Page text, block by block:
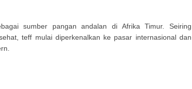
sumber pangan andalan di Afrika Timur. Seiring
teff mulai diperkenalkan ke pasar internasional dan